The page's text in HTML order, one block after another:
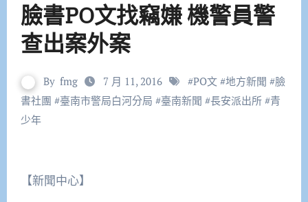
臉書PO文找竊嫌 機警員警
查出案外案
By fmg 7 月 11, 2016 #PO文 #地方新聞 #臉
書社團 #臺南市警局白河分局 #臺南新聞 #長安派出所#青
少年
【新聞中心】